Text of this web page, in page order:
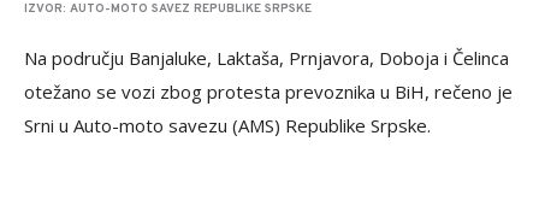
IZVOR: AUTO-MOTO SAVEZ REPUBLIKE SRPSKE
Na području Banjaluke, Laktaša, Prnjavora, Doboja i Čelinca
otežano se vozi zbog protesta prevoznika u BiH, rečeno je
Srni u Auto-moto savezu (AMS) Republike Srpske.